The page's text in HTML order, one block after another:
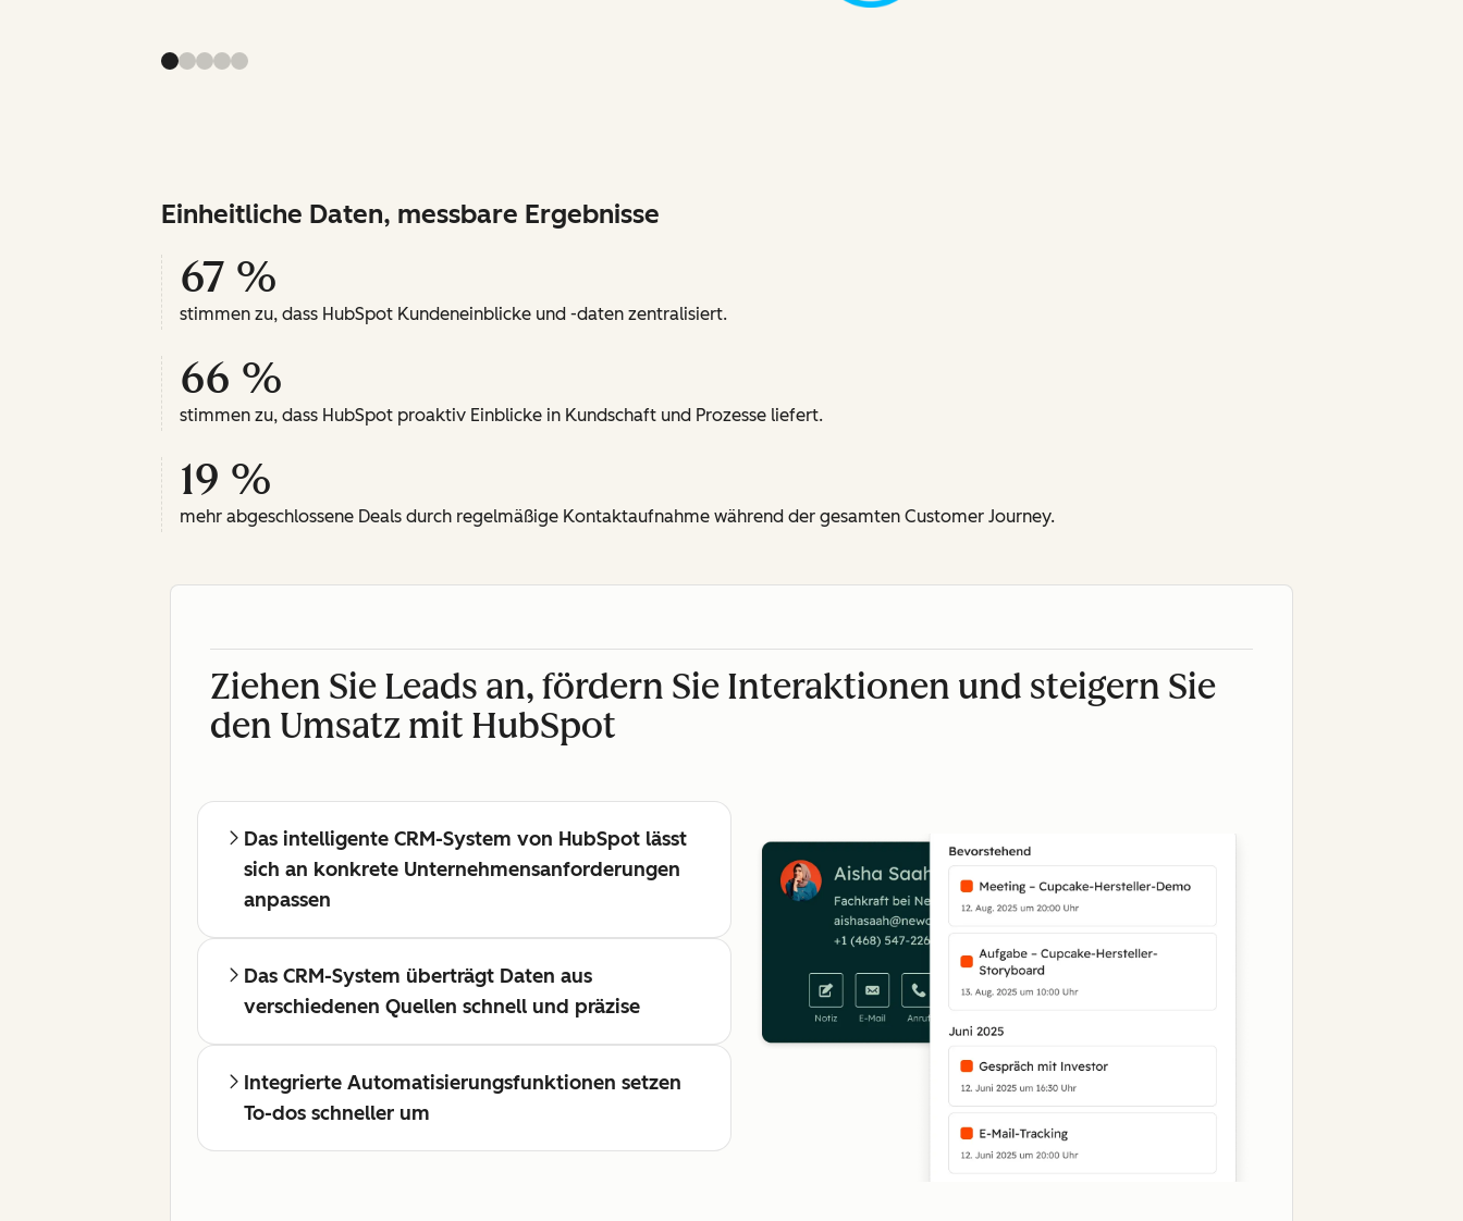
Einheitliche Daten, messbare Ergebnisse
67 %
stimmen zu, dass HubSpot Kundeneinblicke und -daten zentralisiert.
66 %
stimmen zu, dass HubSpot proaktiv Einblicke in Kundschaft und Prozesse liefert.
19 %
mehr abgeschlossene Deals durch regelmäßige Kontaktaufnahme während der gesamten Customer Journey.
Ziehen Sie Leads an, fördern Sie Interaktionen und steigern Sie
den Umsatz mit HubSpot
Das intelligente CRM-System von HubSpot lässt
sich an konkrete Unternehmensanforderungen
anpassen
Das CRM-System überträgt Daten aus
verschiedenen Quellen schnell und präzise
Integrierte Automatisierungsfunktionen setzen
To-dos schneller um